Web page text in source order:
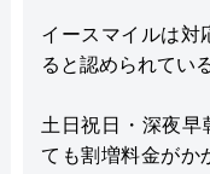
イースマイルは対
ると認められてい
土日祝日・深夜早
ても割増料金がか